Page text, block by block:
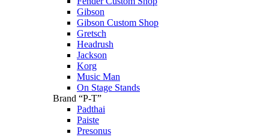
Gibson
Gibson Custom Shop
Gretsch
Headrush
Jackson
Korg
Music Man
On Stage Stands
Brand “P-T”
Padthai
Paiste
Presonus